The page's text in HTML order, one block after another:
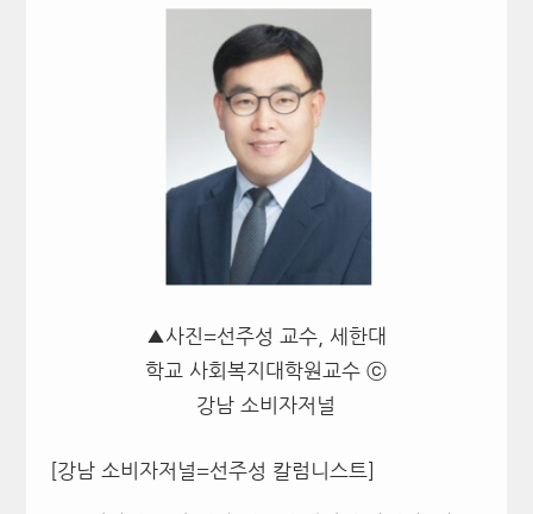
▲사진=선주성 교수, 세한대
학교 사회복지대학원교수 ⓒ
강남 소비자저널
[강남 소비자저널=선주성 칼럼니스트]